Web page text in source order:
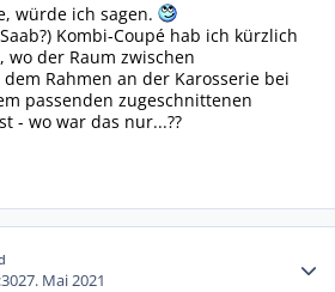
würde ich sagen.
Kombi-Coupé hab ich kürzlich
der Raum zwischen
Rahmen an der Karosserie bei
passenden zugeschnittenen
- wo war das nur...??
27. Mai 2021